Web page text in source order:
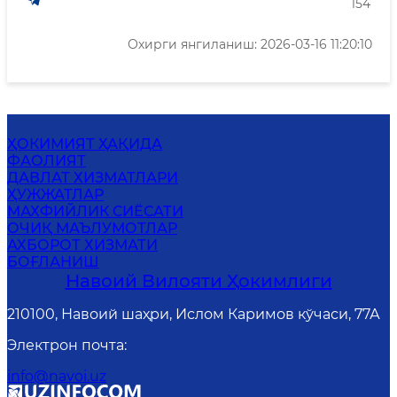
154
Охирги янгиланиш: 2026-03-16 11:20:10
ҲОКИМИЯТ ҲАҚИДА
ФАОЛИЯТ
ДАВЛАТ ХИЗМАТЛАРИ
ҲУЖЖАТЛАР
MАХФИЙЛИК СИЁСАТИ
ОЧИҚ МАЪЛУМОТЛАР
АХБОРОТ ХИЗМАТИ
БОҒЛАНИШ
Навоий Вилояти Ҳокимлиги
210100, Навоий шаҳри, Ислом Каримов кўчаси, 77А
Электрон почта:
info@navoi.uz